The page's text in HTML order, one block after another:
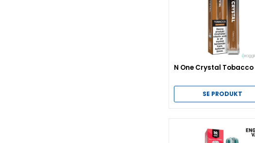
N One Crystal Tobacco
SE PRODUKT